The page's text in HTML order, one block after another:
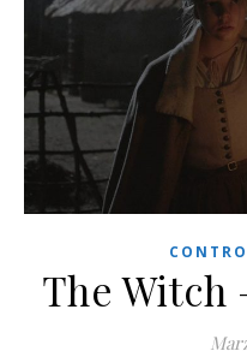
The Witch